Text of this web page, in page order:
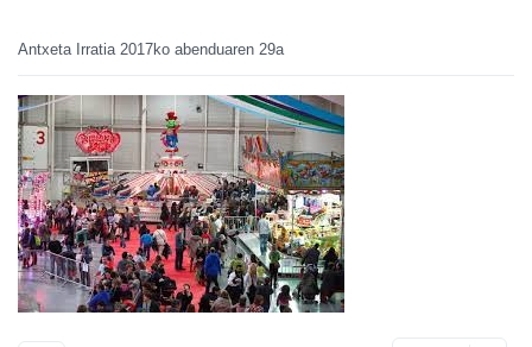
Antxeta Irratia 2017ko abenduaren 29a